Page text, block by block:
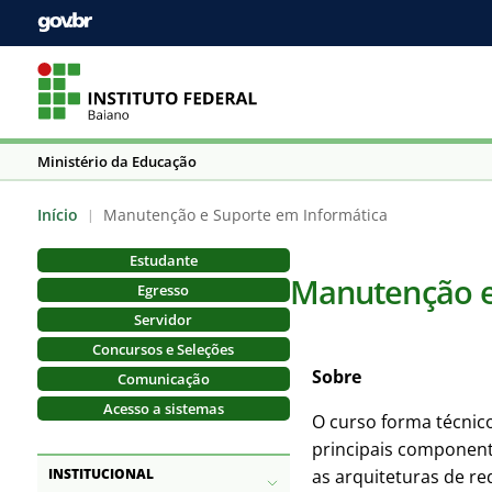
Ministério da Educação
Início | Manutenção e Suporte em Informática
Estudante
Egresso
Servidor
Concursos e Seleções
Comunicação
Acesso a sistemas
INSTITUCIONAL
Manutenção
Sobre
O curso forma
principais
as arquiteturas de